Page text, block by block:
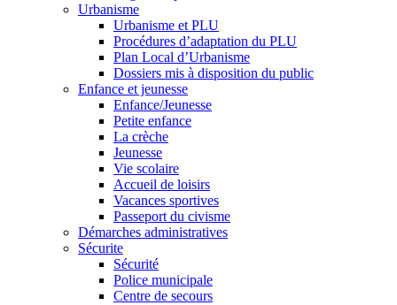
Urbanisme
Urbanisme et PLU
Procédures d’adaptation du PLU
Plan Local d’Urbanisme
Dossiers mis à disposition du public
Enfance et jeunesse
Enfance/Jeunesse
Petite enfance
La crèche
Jeunesse
Vie scolaire
Accueil de loisirs
Vacances sportives
Passeport du civisme
Démarches administratives
Sécurite
Sécurité
Police municipale
Centre de secours